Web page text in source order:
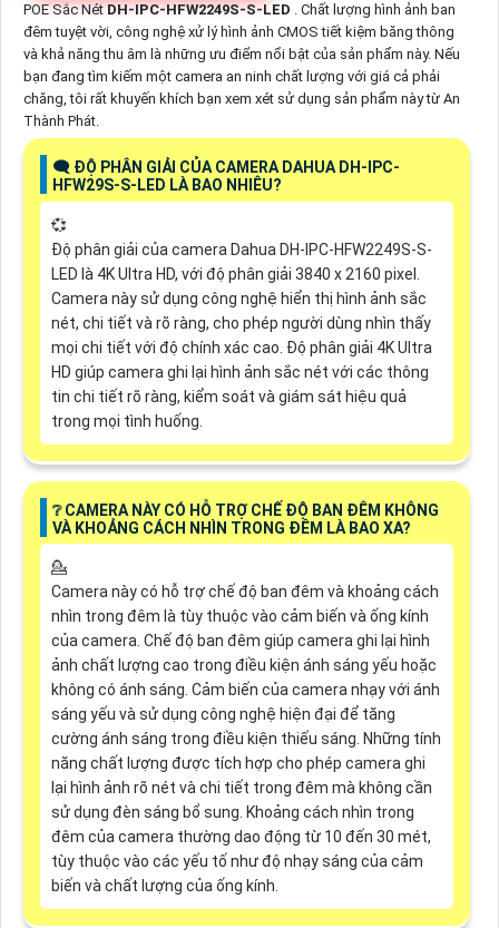
POE Sắc NétDH-IPC-HFW2249S-S-LED . Chất lượng hình ảnh ban
đêm tuyệt vời, công nghệ xử lý hình ảnh CMOS tiết kiệm băng thông
và khả năng thu âm là những ưu điểm nổi bật của sản phẩm này. Nếu
bạn đang tìm kiếm một camera an ninh chất lượng với giá cả phải
chăng, tôi rất khuyến khích bạn xem xét sử dụng sản phẩm này từ An
Thành Phát.
🗨️ ĐỘ PHÂN GIẢI CỦA CAMERA DAHUA DH-IPC-
HFW29S-S-LED LÀ BAO NHIÊU?
💞
Độ phân giải của camera Dahua DH-IPC-HFW2249S-S-
LED là 4K Ultra HD, với độ phân giải 3840 x 2160 pixel.
Camera này sử dụng công nghệ hiển thị hình ảnh sắc
nét, chi tiết và rõ ràng, cho phép người dùng nhìn thấy
mọi chi tiết với độ chính xác cao. Độ phân giải 4K Ultra
HD giúp camera ghi lại hình ảnh sắc nét với các thông
tin chi tiết rõ ràng, kiểm soát và giám sát hiệu quả
trong mọi tình huống.
❔ CAMERA NÀY CÓ HỖ TRỢ CHẾ ĐỘ BAN ĐÊM KHÔNG
VÀ KHOẢNG CÁCH NHÌN TRONG ĐÊM LÀ BAO XA?
💁
Camera này có hỗ trợ chế độ ban đêm và khoảng cách
nhìn trong đêm là tùy thuộc vào cảm biến và ống kính
của camera. Chế độ ban đêm giúp camera ghi lại hình
ảnh chất lượng cao trong điều kiện ánh sáng yếu hoặc
không có ánh sáng. Cảm biến của camera nhạy với ánh
sáng yếu và sử dụng công nghệ hiện đại để tăng
cường ánh sáng trong điều kiện thiếu sáng. Những tính
năng chất lượng được tích hợp cho phép camera ghi
lại hình ảnh rõ nét và chi tiết trong đêm mà không cần
sử dụng đèn sáng bổ sung. Khoảng cách nhìn trong
đêm của camera thường dao động từ 10 đến 30 mét,
tùy thuộc vào các yếu tố như độ nhạy sáng của cảm
biến và chất lượng của ống kính.